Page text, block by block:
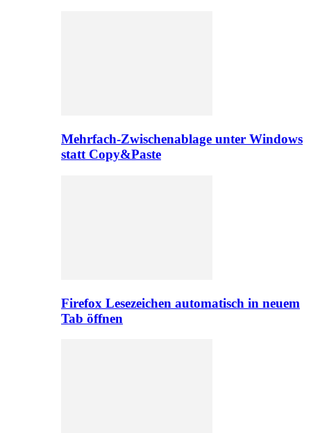
Mehrfach-Zwischenablage unter Windows
statt Copy&Paste
Firefox Lesezeichen automatisch in neuem
Tab öffnen